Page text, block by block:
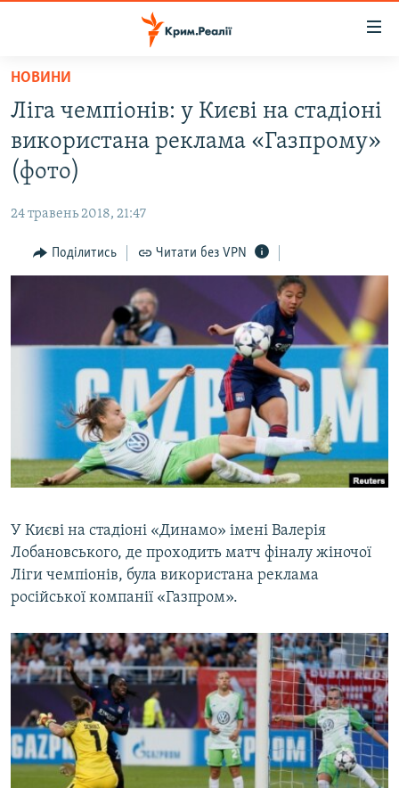
Перейти
основного
матеріалу
Перейти
до
основної
навігації
Перейти
до
ВІДЕО ТА ФОТО
БЛОГИ
ПОГЛЯД
СПЕЦПРОЕКТИ
ДЕПОРТАЦІЯ
ВІДЕОУРОКИ «ELIFBE»
СВІДЧЕННЯ ОКУПАЦІЇ
УКРАЇНСЬКА ПРОБЛЕМА КРИМУ
ЯК ОБІЙТИ БЛОКУВАННЯ
Русский
Qırımtatar
Усі сайти RFE/RL
НОВИНИ
Ліга чемпіонів: у Києві на стадіоні
використана реклама «Газпрому»
(фото)
24 травень 2018, 21:47
Поділитись Читати без VPN
У Києві на стадіоні «Динамо» імені Валерія
Лобановського, де проходить матч фіналу жіночої
Ліги чемпіонів, була використана реклама
російської компанії «Газпром».